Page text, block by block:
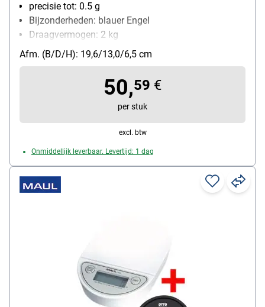
precisie tot: 0.5 g
Bijzonderheden: blauer Engel
Draagvermogen: 2 kg
Functies: automatische uitschakeling,
automatische nulstelling, hold-functie
soort batterij: batterij/zonne-energie
Afm. (B/D/H): 19,6/13,0/6,5 cm
50,59 €
per stuk
excl. btw
Onmiddellijk leverbaar. Levertijd: 1 dag